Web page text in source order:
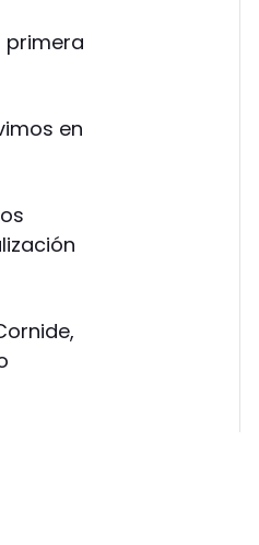
primera
en